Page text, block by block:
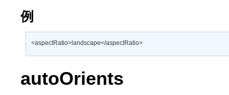
例
<aspectRatio>landscape</aspectRatio>
autoOrients